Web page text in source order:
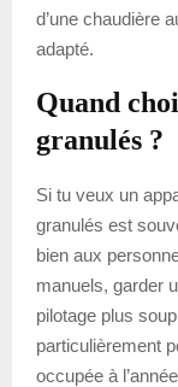
d’une chaudière
adapté.
Quand
granulés ?
Si tu veux un
granulés est
bien aux
manuels, garder
pilotage plus
particulièrement
occupée à